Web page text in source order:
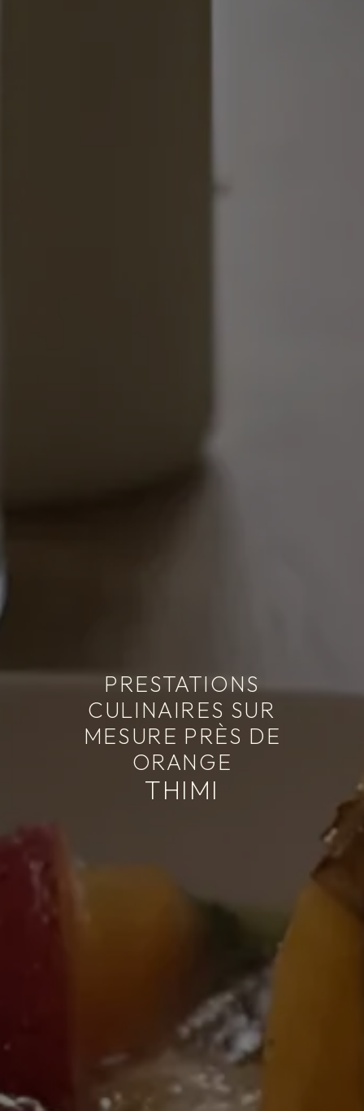
PRESTATIONS
CULINAIRES SUR
MESURE PRÈS DE
ORANGE
THIMI